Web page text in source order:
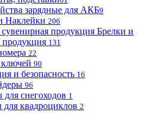
зарядные для АКБ9
Наклейки 206
Брелки и
продукция 131
22
90
и безопасность 16
96
для снегоходов 1
для квадроциклов 2